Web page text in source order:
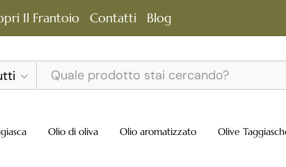
Il Frantoio Contatti Blog
Olio di oliva Olio aromatizzato Olive